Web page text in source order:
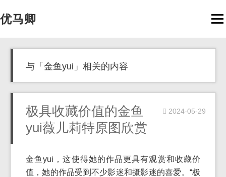
优马卿
与「金鱼yui」相关的内容
极具收藏价值的金鱼
yui薇儿莉特原图欣赏
2024-05-29
金鱼yui，这使得她的作品更具有观赏和收藏价
值，她的作品受到不少影迷和摄影迷的喜爱。“极